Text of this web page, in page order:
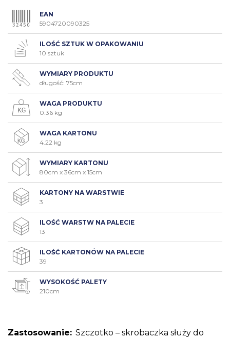
EAN
5904720090325
ILOŚĆ SZTUK W OPAKOWANIU
10 sztuk
WYMIARY PRODUKTU
długość: 75cm
WAGA PRODUKTU
0.36 kg
WAGA KARTONU
4.22 kg
WYMIARY KARTONU
80cm x 36cm x 15cm
KARTONY NA WARSTWIE
3
ILOŚĆ WARSTW NA PALECIE
13
ILOŚĆ KARTONÓW NA PALECIE
39
WYSOKOŚĆ PALETY
210cm
Zastosowanie: Szczotko – skrobaczka służy do